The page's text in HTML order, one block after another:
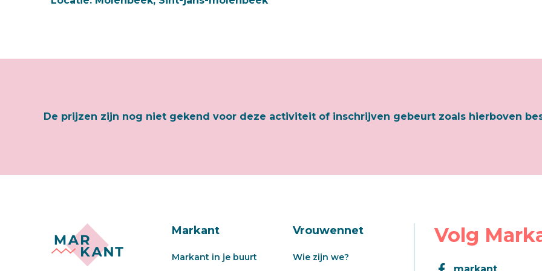
De prijzen zijn nog niet gekend voor deze activiteit of inschrijven gebeurt zoals hierboven
Markant
Markant in je buurt
Vrouwennet
Wie zijn we?
Volg